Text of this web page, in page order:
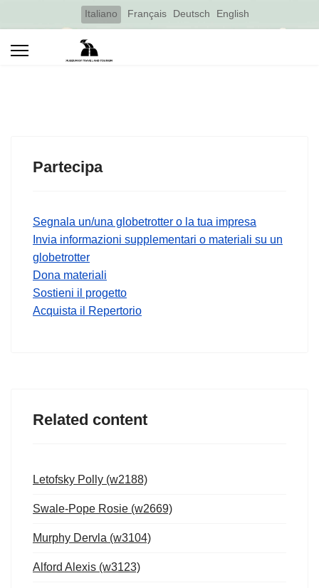
Select your language
Italiano Français Deutsch English
Partecipa
Segnala un/una globetrotter o la tua impresa
Invia informazioni supplementari o materiali su un
globetrotter
Dona materiali
Sostieni il progetto
Acquista il Repertorio
Related content
Letofsky Polly (w2188)
Swale-Pope Rosie (w2669)
Murphy Dervla (w3104)
Alford Alexis (w3123)